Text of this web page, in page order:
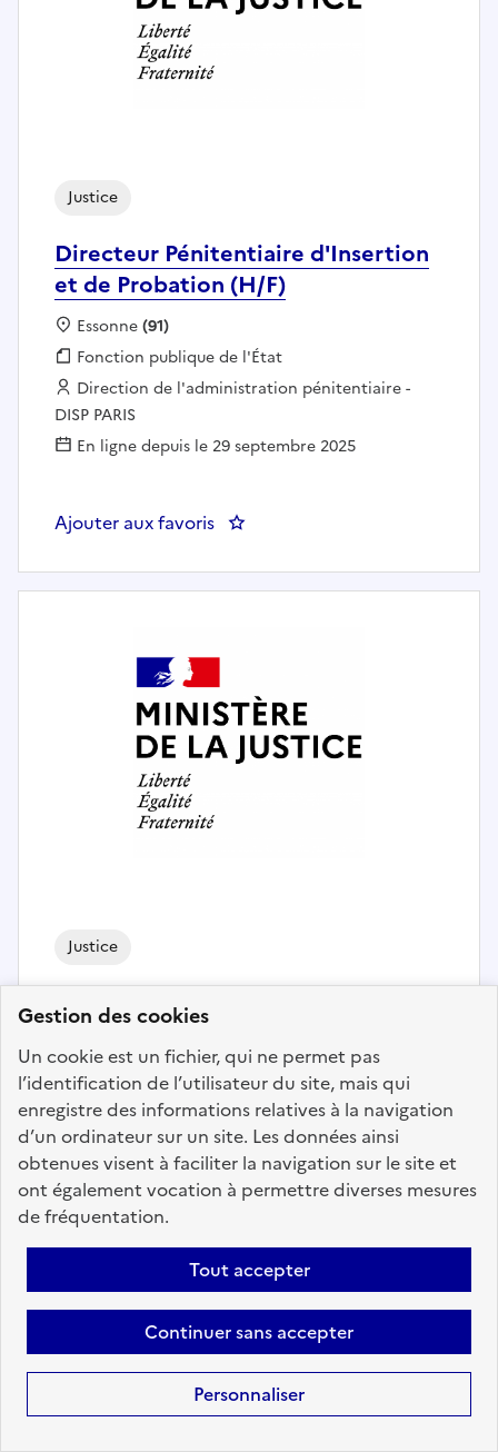
Gestion des cookies
Un cookie est un fichier, qui ne permet pas
l’identification de l’utilisateur du site, mais qui
enregistre des informations relatives à la navigation
d’un ordinateur sur un site. Les données ainsi
obtenues visent à faciliter la navigation sur le site et
ont également vocation à permettre diverses mesures
de fréquentation.
Tout accepter
Continuer sans accepter
Personnaliser
Directeur Pénitentiaire d'Insertion
et de Probation (H/F)
Justice
Localisation :
Essonne(91)
Fonction publique :
Fonction publique de l'État
Employeur :
Direction de l'administration pénitentiaire -
DISP PARIS
En ligne depuis le 29 septembre 2025
Ajouter aux favoris : Directeur Pénitentiaire
Directeur Pénitentiaire d'Insertion
et de Probation
Justice
Localisation :
Yvelines (78)
Fonction publique :
Fonction publique de l'État
Employeur :
Direction de l'administration pénitentiaire -
DISP PARIS
En ligne depuis le 29 septembre 2025
Ajouter aux favoris: Directeur Pénitentiaire
Précédent 1 14 15 16
17
Suivant